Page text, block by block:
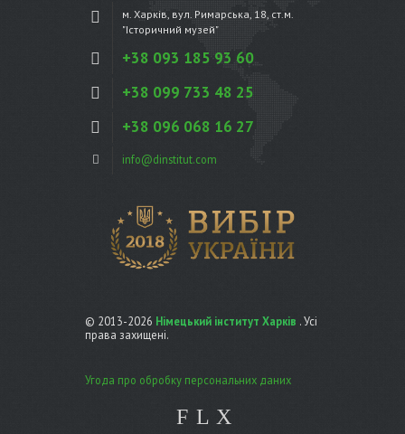
м. Харків, вул. Римарська, 18, ст.м.
"Історичний музей"
+38 093 185 93 60
+38 099 733 48 25
+38 096 068 16 27
info@dinstitut.com
© 2013-2026 Німецький інститут Харків . Усі
права захищені.
Угода про обробку персональних даних
F L X